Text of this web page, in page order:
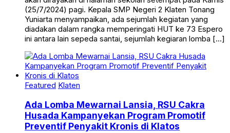
(25/7/2024) pagi. Kepala SMP Negeri 2 Klaten Tonang
Yuniarta menyampaikan, ada sejumlah kegiatan yang
diadakan dalam rangka memperingati HUT ke 73 Espero
ini antara lain sepeda santai, sejumlah kegiaran lomba […]
Featured Klaten
Ada Lomba Mewarnai Lansia, RSU Cakra
Husada Kampanyekan Program Promotif
Preventif Penyakit Kronis di Klatos